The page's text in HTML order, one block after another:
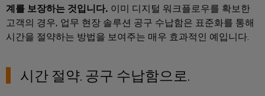
스
산
업
의
한
작
PCB
커
서
시
스
산
업
계를 보장하는 것입니다. 이미 디지털 워크플로우를 확보한
고객의 경우, 업무 현장 솔루션 공구 수납함은 표준화를 통해
시간을 절약하는 방법을 보여주는 매우 효과적인 예입니다.
시간 절약. 공구 수납함으로.